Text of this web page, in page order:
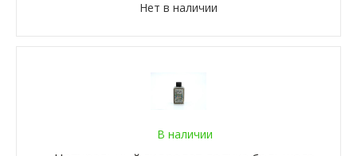
Нет в наличии
В наличии